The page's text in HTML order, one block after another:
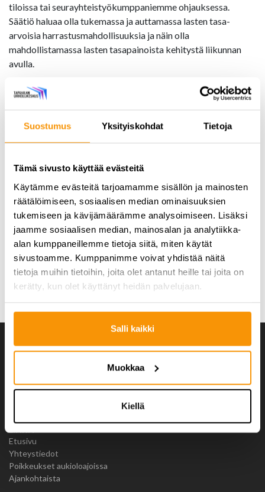
Suostumus Yksityiskohdat Tietoja
Tämä sivusto käyttää evästeitä
Käytämme evästeitä tarjoamamme sisällön ja mainosten
räätälöimiseen, sosiaalisen median ominaisuuksien
tukemiseen ja kävijämäärämme analysoimiseen. Lisäksi
jaamme sosiaalisen median, mainosalan ja analytiikka-
alan kumppaneillemme tietoja siitä, miten käytät
sivustoamme. Kumppanimme voivat yhdistää näitä
tietoja muihin tietoihin, joita olet antanut heille tai joita on
kerätty, kun olet käyttänyt heidän palvelujaan.
Salli kaikki
Muokkaa
Kiellä
tiloissa tai seurayhteistyökumppaniemme ohjauksessa.
Säätiö haluaa olla tukemassa ja auttamassa lasten tasa-
arvoisia harrastusmahdollisuuksia ja näin olla
mahdollistamassa lasten tasapainoista kehitystä liikunnan
avulla.
Haku on kerran vuodessa ja tukea voivat hakea
yksityishenkilöt sekä seurat ja yhteisöt.
Yksityishenkilöiden hakemusten käsittelyssä olennaiseksi
Seurojen hakemusten käsittelyssä olennaiseksi näkökulmaksi
on nostettu pyrkimys yhdenvertaisuuteen eri lähtökohdista
tulevien lasten ja nuorten liikunnan tukemisessa.
LUE LISÄÄ KIPINÄRAHASTOSTA
< TAKAISIN AJANKOHTAISIIN
Etusivu
Yhteystiedot
Poikkeukset aukioloajoissa
Ajankohtaista